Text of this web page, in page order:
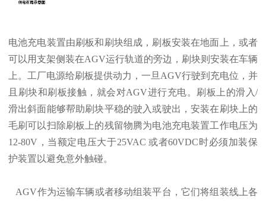
电池充电装置由刷板和刷块组成，刷板安装在地面上，或者
可以用支架侧装在AGV运行轨道的旁边，刷块则安装在车辆
上。工厂电源给刷板提供动力，一旦AGV行驶到充电位，并
且刷块和刷板接触，就会对AGV进行充电。刷板上的滑入/
滑出斜面能够帮助刷块平稳的驶入或驶出，安装在刷块上的
毛刷可以扫除刷板上的残留物腾为电池充电装置工作电压为
12-80V，当额定电压大于25VAC 或者60VDC时必须加装保
护装置以避免意外触碰。
AGV作为运输车辆或者移动组装平台，它们将组装线上各